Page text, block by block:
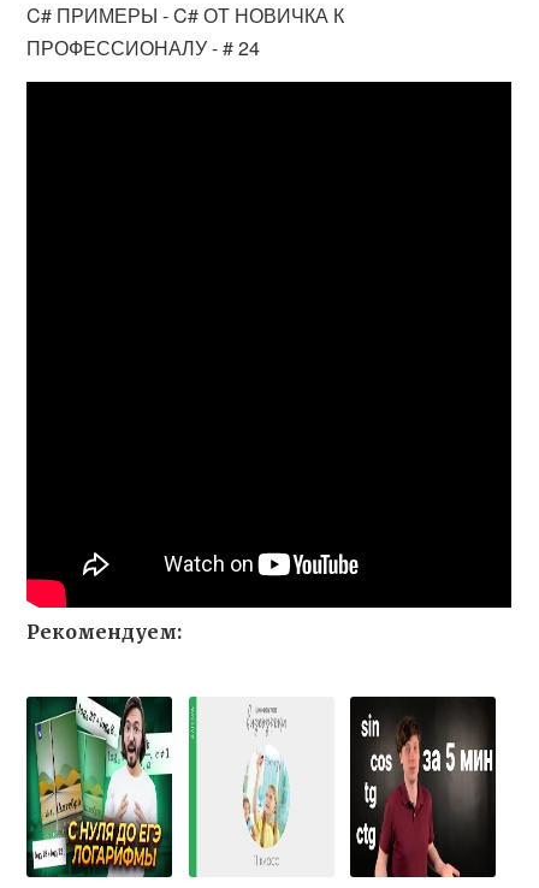
C# ПРИМЕРЫ - C# ОТ НОВИЧКА К
ПРОФЕССИОНАЛУ - # 24
Рекомендуем: